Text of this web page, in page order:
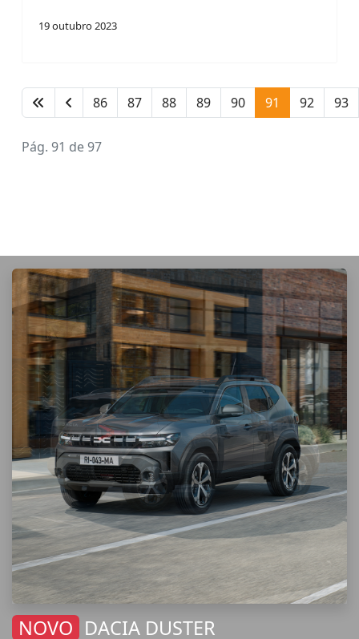
19 outubro 2023
86 87 88 89 90 91 92 93
Pág. 91 de 97
NOVO DACIA DUSTER